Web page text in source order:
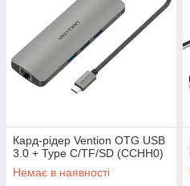
Кард-рідер Vention OTG USB
3.0 + Type C/TF/SD (CCHH0)
Немає в наявності